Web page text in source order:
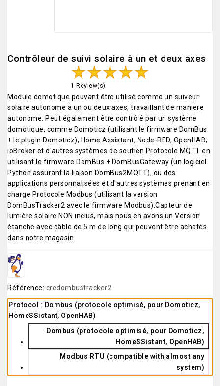
Contrôleur de suivi solaire à un et deux axes
1 Review(s)
Module domotique pouvant être utilisé comme un suiveur
solaire autonome à un ou deux axes, travaillant de manière
autonome. Peut également être contrôlé par un système
domotique, comme Domoticz (utilisant le firmware DomBus
+ le plugin Domoticz), Home Assistant, Node-RED, OpenHAB,
ioBroker et d'autres systèmes de soutien Protocole MQTT en
utilisant le firmware DomBus + DomBusGateway (un logiciel
Python assurant la liaison DomBus2MQTT), ou des
applications personnalisées et d'autres systèmes prenant en
charge Protocole Modbus (utilisant la version
DomBusTracker2 avec le firmware Modbus).Capteur de
lumière solaire NON inclus, mais nous en avons un Version
étanche avec câble de 5 m de long qui peuvent être achetés
dans notre magasin.
Référence: credombustracker2
Protocol : Dombus (protocole optimisé, pour Domoticz,
HomeSSistant, OpenHAB)
Dombus (protocole optimisé, pour Domoticz,
HomeSSistant, OpenHAB)
Modbus RTU (compatible with almost any
system)